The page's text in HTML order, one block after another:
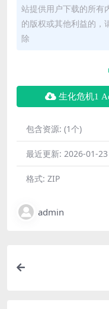
站提供用户下载的所有
的版权或其他利益的，
除
生化危机1
包含资源: (1个)
最近更新: 2026-01-23
格式: ZIP
admin